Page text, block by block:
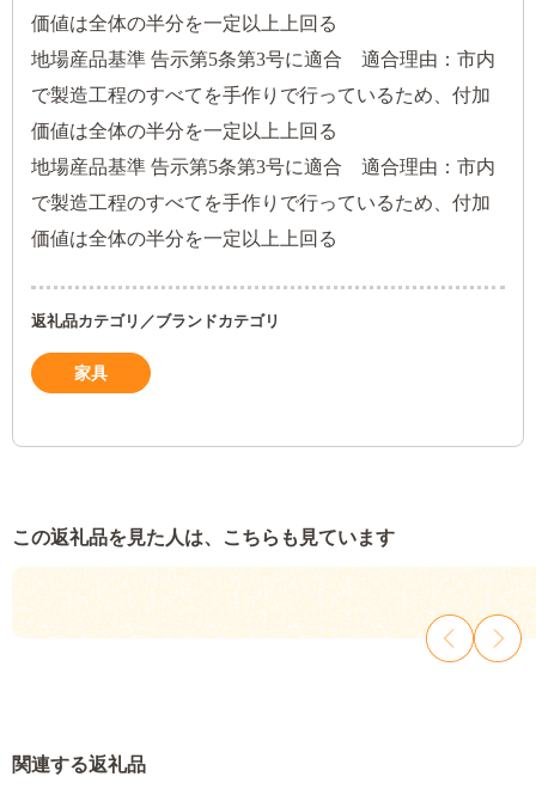
価値は全体の半分を一定以上上回る
地場産品基準 告示第5条第3号に適合 適合理由：市内
で製造工程のすべてを手作りで行っているため、付加
価値は全体の半分を一定以上上回る
地場産品基準 告示第5条第3号に適合 適合理由：市内
で製造工程のすべてを手作りで行っているため、付加
価値は全体の半分を一定以上上回る
返礼品カテゴリ／ブランドカテゴリ
家具
この返礼品を見た人は、こちらも見ています
関連する返礼品